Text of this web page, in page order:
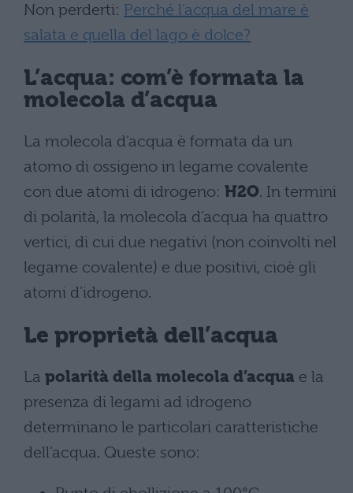
Non perderti: Perché l’acqua del mare è
salata e quella del lago è dolce?
L’acqua: com’è formata la
molecola d’acqua
La molecola d’acqua è formata da un
atomo di ossigeno in legame covalente
con due atomi di idrogeno: H2O. In termini
di polarità, la molecola d’acqua ha quattro
vertici, di cui due negativi (non coinvolti nel
legame covalente) e due positivi, cioè gli
atomi d’idrogeno.
Le proprietà dell’acqua
La polarità della molecola d’acqua e la
presenza di legami ad idrogeno
determinano le particolari caratteristiche
dell’acqua. Queste sono: